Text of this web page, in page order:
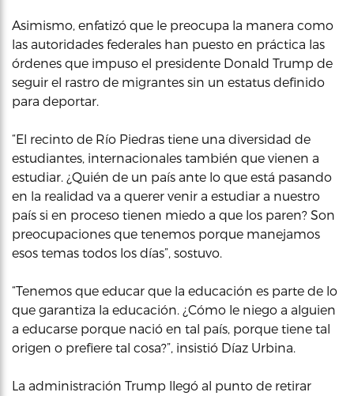
Asimismo, enfatizó que le preocupa la manera como
las autoridades federales han puesto en práctica las
órdenes que impuso el presidente Donald Trump de
seguir el rastro de migrantes sin un estatus definido
para deportar.
“El recinto de Río Piedras tiene una diversidad de
estudiantes, internacionales también que vienen a
estudiar. ¿Quién de un país ante lo que está pasando
en la realidad va a querer venir a estudiar a nuestro
país si en proceso tienen miedo a que los paren? Son
preocupaciones que tenemos porque manejamos
esos temas todos los días”, sostuvo.
“Tenemos que educar que la educación es parte de lo
que garantiza la educación. ¿Cómo le niego a alguien
a educarse porque nació en tal país, porque tiene tal
origen o prefiere tal cosa?”, insistió Díaz Urbina.
La administración Trump llegó al punto de retirar